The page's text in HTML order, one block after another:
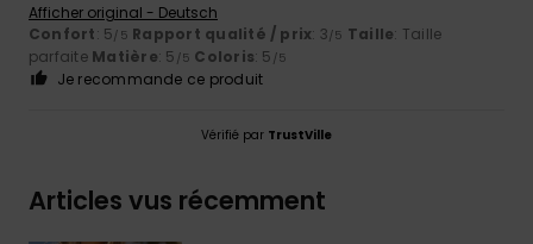
Afficher original - Deutsch
Confort: 5/5 Rapport qualité / prix: 3/5 Taille: Taille
parfaite Matière: 5 /5 Coloris: 5 /5
Je recommande ce produit
Vérifié par TrustVille
Articles vus récemment